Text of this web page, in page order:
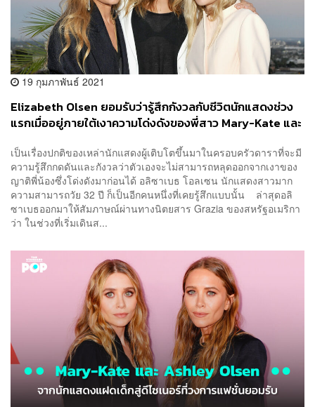
19 กุมภาพันธ์ 2021
Elizabeth Olsen ยอมรับว่ารู้สึกกังวลกับชีวิตนักแสดงช่วง
แรกเมื่ออยู่ภายใต้เงาความโด่งดังของพี่สาว Mary-Kate และ
เป็นเรื่องปกติของเหล่านักแสดงผู้เติบโตขึ้นมาในครอบครัวดาราที่จะมี
ความรู้สึกกดดันและกังวลว่าตัวเองจะไม่สามารถหลุดออกจากเงาของ
ญาติพี่น้องซึ่งโด่งดังมาก่อนได้ อลิซาเบธ โอลเซน นักแสดงสาวมาก
ความสามารถวัย 32 ปี ก็เป็นอีกคนหนึ่งที่เคยรู้สึกแบบนั้น ล่าสุดอลิ
ซาเบธออกมาให้สัมภาษณ์ผ่านทางนิตยสาร Grazia ของสหรัฐอเมริกา
ว่า ในช่วงที่เริ่มเดินส...